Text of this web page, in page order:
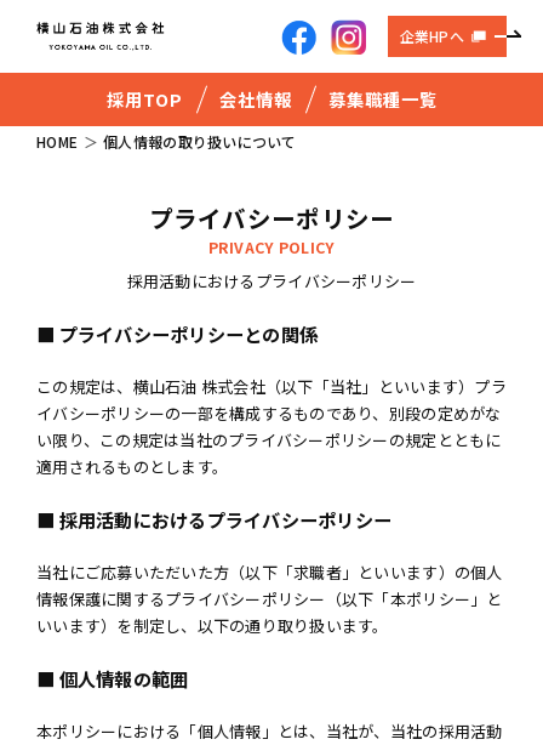
企業HPへ
採用TOP 会社情報 募集職種一覧
HOME 個人情報の取り扱いについて
プライバシーポリシー
PRIVACY POLICY
採用活動におけるプライバシーポリシー
■ プライバシーポリシーとの関係
この規定は、横山石油 株式会社（以下「当社」といいます）プラ
イバシーポリシーの一部を構成するものであり、別段の定めがな
い限り、この規定は当社のプライバシーポリシーの規定とともに
適用されるものとします。
■ 採用活動におけるプライバシーポリシー
当社にご応募いただいた方（以下「求職者」といいます）の個人
情報保護に関するプライバシーポリシー（以下「本ポリシー」と
いいます）を制定し、以下の通り取り扱います。
■ 個人情報の範囲
本ポリシーにおける「個人情報」とは、当社が、当社の採用活動